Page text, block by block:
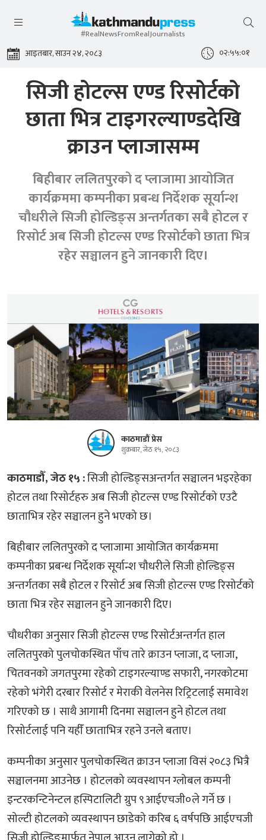
#RealNewsFromRealJournalists
आइतबार, साउन २४, २०८३ ०२:५५:०२
सिजी होटल्स एण्ड रिसोर्टको
छाता भित्र टाइगरल्याण्डदेखि
क्राउन प्लाजासम्म
बिहीबार ललितपुरको द प्लाजामा आयोजित
कार्यक्रममा कम्पनीका प्रबन्ध निर्देशक सूर्यान्श
चौधरीले सिजी होल्डिङ्स अन्तर्गतका सबै होटल र
रिसोर्ट अब सिजी होटल्स एण्ड रिसोर्टको छाता भित्र
रहेर सञ्चालन हुने जानकारी दिए।
काठमाडौं प्रेस
शुक्रबार, जेठ १५, २०८३
काठमाडौँ, जेठ १५ :सिजी होल्डिङ्सअन्तर्गत सञ्चालन भइरहेका
होटल तथा रिसोर्टहरु अब सिजी होटल्स एण्ड रिसोर्टको एउटै
छाताभित्र रहेर सञ्चालन हुने भएको छ।
बिहीबार ललितपुरको द प्लाजामा आयोजित कार्यक्रममा
कम्पनीका प्रबन्ध निर्देशक सूर्यान्श चौधरीले सिजी होल्डिङ्स
अन्तर्गतका सबै होटल र रिसोर्ट अब सिजी होटल्स एण्ड रिसोर्टको
छाता भित्र रहेर सञ्चालन हुने जानकारी दिए।
चौधरीका अनुसार सिजी होटल्स एण्ड रिसोर्टअन्तर्गत हाल
ललितपुरको पुलचोकस्थित पाँच तारे क्राउन प्लाजा, द प्लाजा,
चितवनको जगतपुरमा रहेको टाइगरल्याण्ड सफारी, नगरकोटमा
रहेको भंगेरी दरबार रिसोर्ट र मेराकी वेलनेस रिट्रिटलाई समावेश
गरिएको छ । साथै आगामी दिनमा सञ्चालन हुने होटल तथा
रिसोर्टलाई पनि यहीँ छाताभित्र रहने उनले बताए।
कम्पनीका अनुसार पुलचोकस्थित क्राउन प्लाजा विसं २०८३ भित्रै
सञ्चालनमा आउनेछ । होटलको व्यवस्थापन ग्लोबल कम्पनी
इन्टरकन्टिनेन्टल हस्पिटालिटी ग्रुप ९आईएचजी०ले गर्ने छ ।
सोल्टी होटलको व्यवस्थापन छाडेको करिब ६ वर्षपछि आईएचजी